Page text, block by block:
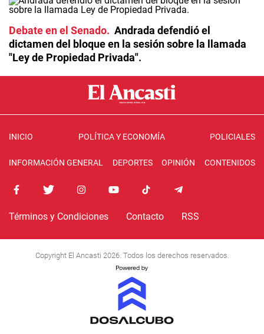
Debate en el Senado
Andrada defendió el
dictamen del bloque en la sesión sobre la llamada
"Ley de Propiedad Privada".
INICIO POLÍTICA Y ECONOMÍA POLICIALES
INFORMACIÓN GENERAL DEPORTES OPINIÓN CONTENIDOS
Términos y Condiciones Contacto RSS
Copyright El Ancasti 2026. Todos los derechos reservados.